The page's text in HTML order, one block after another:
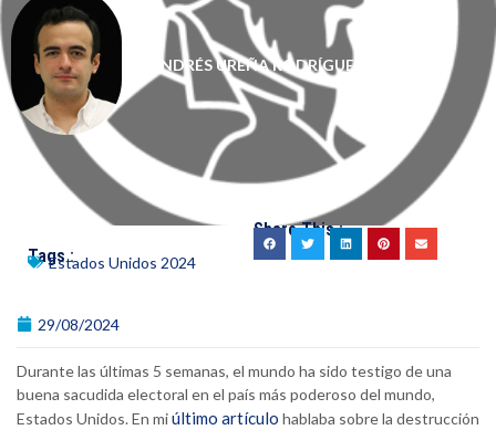
ANDRÉS UREÑA RODRÍGUEZ
Tags :Estados Unidos 2024
Share This :
29/08/2024
Durante las últimas 5 semanas, el mundo ha sido testigo de una
buena sacudida electoral en el país más poderoso del mundo,
Estados Unidos. En miúltimo artículo hablaba sobre la destrucción